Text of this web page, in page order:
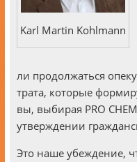
Karl Mar­tin Kohlmann
ли продолжаться
трата, которые
вы, выбирая PRO
утверждении
Это наше убеждение,